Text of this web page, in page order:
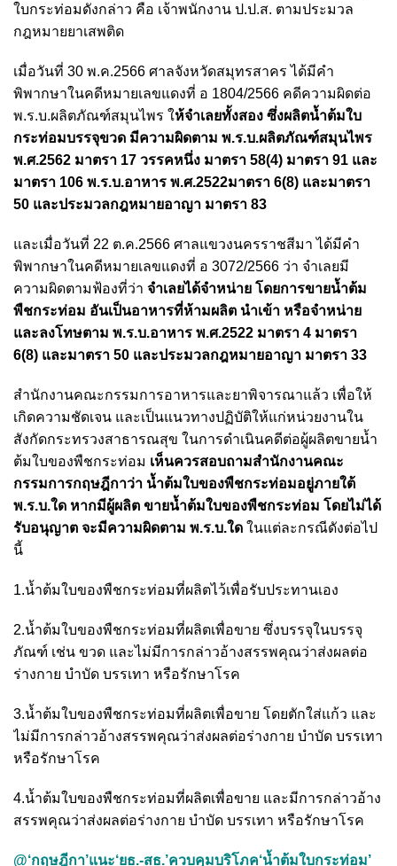
ใบกระท่อมดังกล่าว คือ เจ้าพนักงาน ป.ป.ส. ตามประมวล
กฎหมายยาเสพติด
เมื่อวันที่ 30 พ.ค.2566 ศาลจังหวัดสมุทรสาคร ได้มีคำ
พิพากษาในคดีหมายเลขแดงที่ อ 1804/2566 คดีความผิดต่อ
พ.ร.บ.ผลิตภัณฑ์สมุนไพร ให้จำเลยทั้งสอง ซึ่งผลิตน้ำต้มใบ
กระท่อมบรรจุขวด มีความผิดตาม พ.ร.บ.ผลิตภัณฑ์สมุนไพร
พ.ศ.2562 มาตรา 17 วรรคหนึ่ง มาตรา 58(4) มาตรา 91 และ
มาตรา 106 พ.ร.บ.อาหาร พ.ศ.2522มาตรา 6(8) และมาตรา
50 และประมวลกฎหมายอาญา มาตรา 83
และเมื่อวันที่ 22 ต.ค.2566 ศาลแขวงนครราชสีมา ได้มีคำ
พิพากษาในคดีหมายเลขแดงที่ อ 3072/2566 ว่า จำเลยมี
ความผิดตามฟ้องที่ว่า จำเลยได้จำหน่าย โดยการขายน้ำต้ม
พืชกระท่อม อันเป็นอาหารที่ห้ามผลิต นำเข้า หรือจำหน่าย
และลงโทษตาม พ.ร.บ.อาหาร พ.ศ.2522 มาตรา 4 มาตรา
6(8) และมาตรา 50 และประมวลกฎหมายอาญา มาตรา 33
สำนักงานคณะกรรมการอาหารและยาพิจารณาแล้ว เพื่อให้
เกิดความชัดเจน และเป็นแนวทางปฏิบัติให้แก่หน่วยงานใน
สังกัดกระทรวงสาธารณสุข ในการดำเนินคดีต่อผู้ผลิตขายน้ำ
ต้มใบของพืชกระท่อม เห็นควรสอบถามสำนักงานคณะ
กรรมการกฤษฎีกาว่า น้ำต้มใบของพืชกระท่อมอยู่ภายใต้
พ.ร.บ.ใด หากมีผู้ผลิต ขายน้ำต้มใบของพืชกระท่อม โดยไม่ได้
รับอนุญาต จะมีความผิดตาม พ.ร.บ.ใด ในแต่ละกรณีดังต่อไป
นี้
1.น้ำต้มใบของพืชกระท่อมที่ผลิตไว้เพื่อรับประทานเอง
2.น้ำต้มใบของพืชกระท่อมที่ผลิตเพื่อขาย ซึ่งบรรจุในบรรจุ
ภัณฑ์ เช่น ขวด และไม่มีการกล่าวอ้างสรรพคุณว่าส่งผลต่อ
ร่างกาย บำบัด บรรเทา หรือรักษาโรค
3.น้ำต้มใบของพืชกระท่อมที่ผลิตเพื่อขาย โดยตักใส่แก้ว และ
ไม่มีการกล่าวอ้างสรรพคุณว่าส่งผลต่อร่างกาย บำบัด บรรเทา
หรือรักษาโรค
4.น้ำต้มใบของพืชกระท่อมที่ผลิตเพื่อขาย และมีการกล่าวอ้าง
สรรพคุณว่าส่งผลต่อร่างกาย บำบัด บรรเทา หรือรักษาโรค
@‘กฤษฎีกา’แนะ‘ยธ.-สธ.’ควบคุมบริโภค‘น้ำต้มใบกระท่อม’